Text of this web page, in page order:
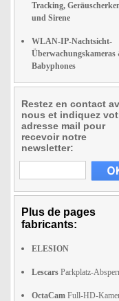
Tracking,
und Sirene
WLAN-IP-Nachtsicht-
Überwachungskameras
Babyphones
Restez en contact
nous et indiquez
adresse mail pour
recevoir notre
newsletter:
Plus de pages
fabricants:
ELESION
Lescars Parkplatz-
OctaCam Full-HD-